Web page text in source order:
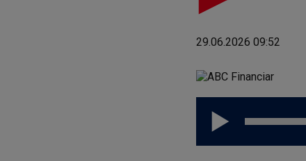
29.06.2026 09:52